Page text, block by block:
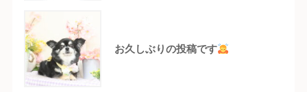
お久しぶりの投稿です